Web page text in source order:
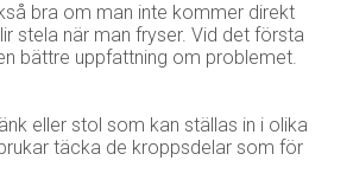
bra om man inte kommer direkt
stela när man fryser. Vid det första
bättre uppfattning om problemet.
eller stol som kan ställas in i olika
täcka de kroppsdelar som för